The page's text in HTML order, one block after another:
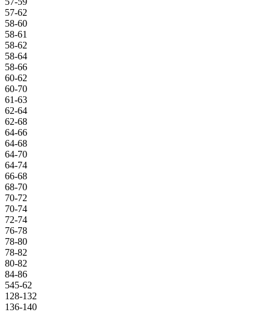
57-62
58-60
58-61
58-62
58-64
58-66
60-62
60-70
61-63
62-64
62-68
64-66
64-68
64-70
64-74
66-68
68-70
70-72
70-74
72-74
76-78
78-80
78-82
80-82
84-86
545-62
128-132
136-140